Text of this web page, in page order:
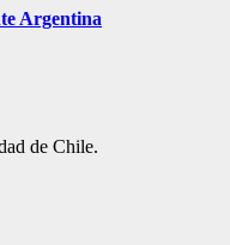
Argentina
de Chile.